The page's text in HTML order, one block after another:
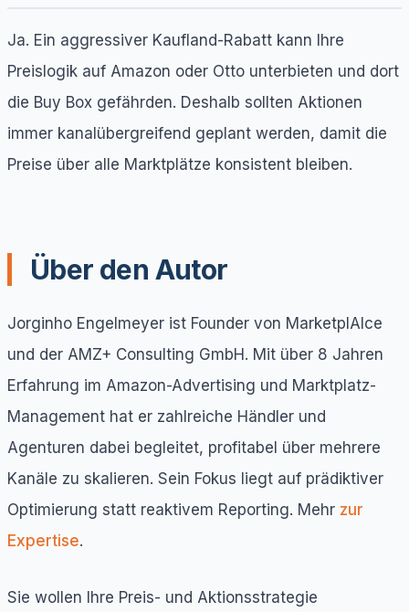
Ja. Ein aggressiver Kaufland-Rabatt kann Ihre
Preislogik auf Amazon oder Otto unterbieten und dort
die Buy Box gefährden. Deshalb sollten Aktionen
immer kanalübergreifend geplant werden, damit die
Preise über alle Marktplätze konsistent bleiben.
Über den Autor
Jorginho Engelmeyer ist Founder von MarketplAIce
und der AMZ+ Consulting GmbH. Mit über 8 Jahren
Erfahrung im Amazon-Advertising und Marktplatz-
Management hat er zahlreiche Händler und
Agenturen dabei begleitet, profitabel über mehrere
Kanäle zu skalieren. Sein Fokus liegt auf prädiktiver
Optimierung statt reaktivem Reporting. Mehr zur
Expertise.
Sie wollen Ihre Preis- und Aktionsstrategie